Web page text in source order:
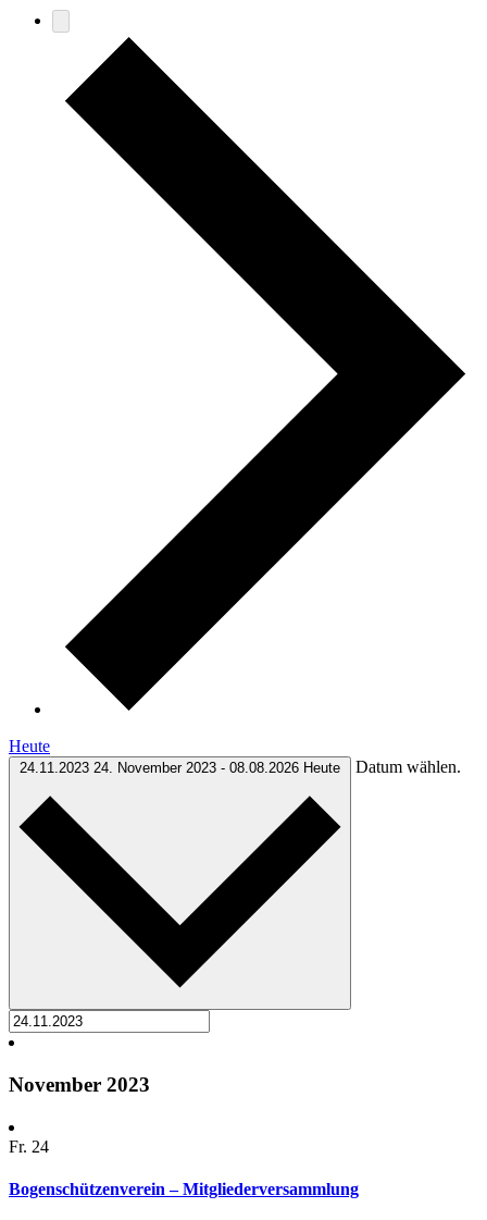
Heute
24.11.2023 24. November 2023 - 08.08.2026 Heute Datum wählen.
November 2023
Fr. 24
Bogenschützenverein – Mitgliederversammlung